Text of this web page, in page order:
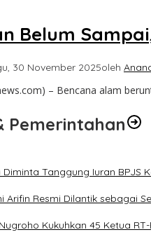
Belum
30 November 2025oleh
– Bencana alam
Pemerintahan
Diminta Tanggung Iuran BPJS
Arifin Resmi Dilantik sebagai
Kukuhkan 45 Ketua